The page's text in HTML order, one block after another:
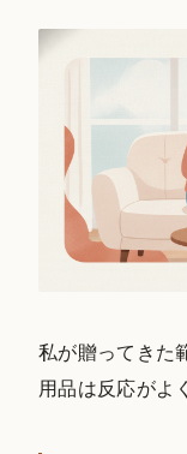
私が贈ってきた
用品は反応がよ